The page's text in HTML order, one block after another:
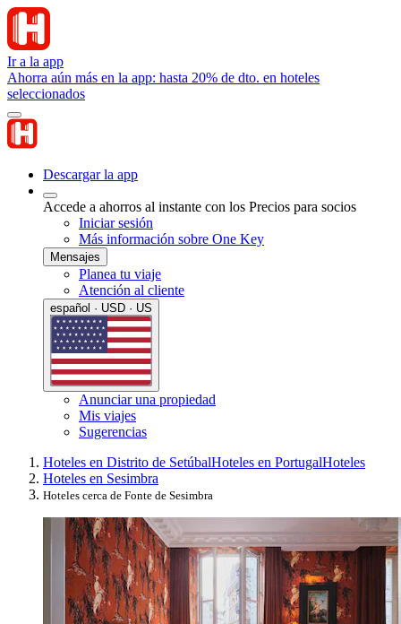
Ir a la app
Ahorra aún más en la app: hasta 20% de dto. en hoteles
seleccionados
Descargar la app
Accede a ahorros al instante con los Precios para socios
Iniciar sesión
Más información sobre One Key
Mensajes
Planea tu viaje
Atención al cliente
español · USD · US
Anunciar una propiedad
Mis viajes
Sugerencias
Hoteles en Distrito de SetúbalHoteles en PortugalHoteles
Hoteles en Sesimbra
Hoteles cerca de Fonte de Sesimbra